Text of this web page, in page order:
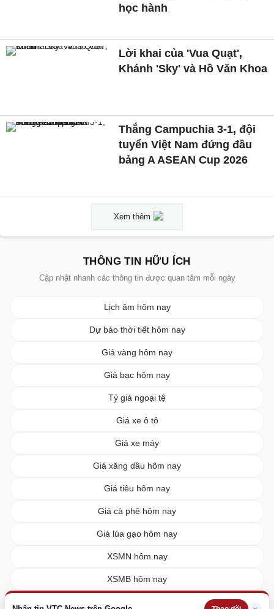
học hành
Lời khai của 'Vua Quạt',
Khánh 'Sky' và Hồ Văn Khoa
Thắng Campuchia 3-1, đội
tuyển Việt Nam đứng đầu
bảng A ASEAN Cup 2026
Xem thêm
THÔNG TIN HỮU ÍCH
Cập nhật nhanh các thông tin được quan tâm mỗi ngày
Lịch âm hôm nay
Dự báo thời tiết hôm nay
Giá vàng hôm nay
Giá bạc hôm nay
Tỷ giá ngoại tệ
Giá xe ô tô
Giá xe máy
Giá xăng dầu hôm nay
Giá tiêu hôm nay
Giá cà phê hôm nay
Giá lúa gạo hôm nay
XSMN hôm nay
XSMB hôm nay